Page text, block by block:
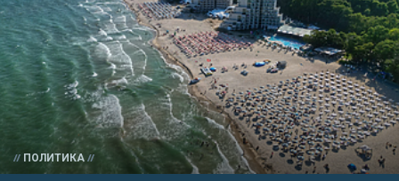
ПОЛИТИКА